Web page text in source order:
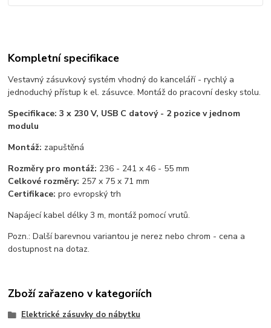
Kompletní specifikace
Vestavný zásuvkový systém vhodný do kanceláří - rychlý a
jednoduchý přístup k el. zásuvce. Montáž do pracovní desky stolu.
Specifikace: 3 x 230 V, USB C datový - 2 pozice v jednom
modulu
Montáž: zapuštěná
Rozměry pro montáž: 236 - 241 x 46 - 55 mm
Celkové rozměry: 257 x 75 x 71 mm
Certifikace: pro evropský trh
Napájecí kabel délky 3 m, montáž pomocí vrutů.
Pozn.: Další barevnou variantou je nerez nebo chrom - cena a
dostupnost na dotaz.
Zboží zařazeno v kategoriích
Elektrické zásuvky do nábytku